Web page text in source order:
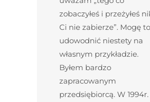
zobaczyłeś i przeżyłeś
Ci nie zabierze”. Mogę to
udowodnić niestety na
własnym przykładzie.
Byłem bardzo
zapracowanym
przedsiębiorcą. W